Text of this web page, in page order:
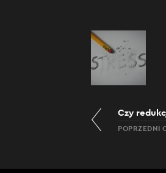
Czy
POPRZEDNI